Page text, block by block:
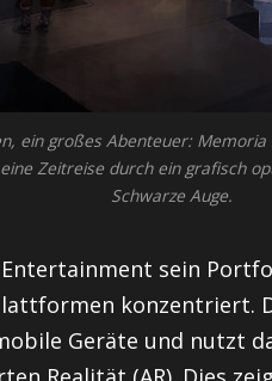
ein großes Abenteuer:
Zeitreise durch ein grafisch
Schwarze Auge.
sein
konzentriert.
Geräte und nutzt